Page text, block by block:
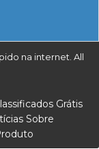
na internet. All
Grátis
Sobre